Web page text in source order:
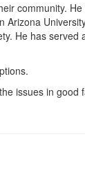
community.
He has served
issues in good